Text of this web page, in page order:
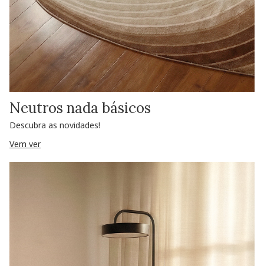
Neutros nada básicos
Descubra as novidades!
Vem ver